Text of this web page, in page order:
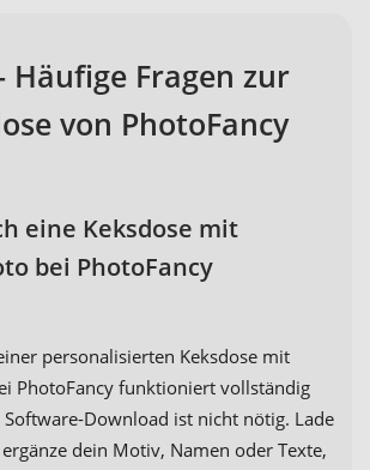
Häufige Fragen zur
von PhotoFancy
eine Keksdose mit
bei PhotoFancy
personalisierten Keksdose mit
PhotoFancy funktioniert vollständig
Download ist nicht nötig. Lade
dein Motiv, Namen oder Texte,